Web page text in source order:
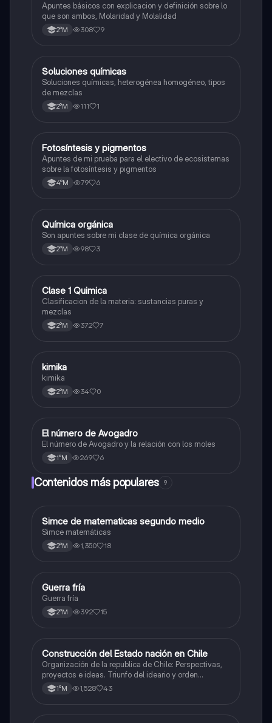
Apuntes básicos con explicacion y definición sobre lo
que son ambos, Molaridad y Molalidad
2°M 308 9
Química
Soluciones químicas
Soluciones químicas, heterogénea homogéneo, tipos
de mezclas
2°M 111 1
Biología
Fotosíntesis y pigmentos
Apuntes de mi prueba para el electivo de ecosistemas
sobre la fotosíntesis y pigmentos
4°M 79 6
Química
Química orgánica
Son apuntes sobre mi clase de química orgánica
2°M 98 3
Química
Clase 1 Quimica
Clasificacion de la materia: sustancias puras y
mezclas
2°M 372 7
Química
kimika
kimika
2°M 34 0
Química
El número de Avogadro
El número de Avogadro y la relación con los moles
1°M 269 6
Contenidos más populares 9
Matemáticas
Simce de matematicas segundo medio
Simce matemáticas
2°M 1,350 18
Historia
Guerra fría
Guerra fría
2°M 392 15
Historia
Construcción del Estado nación en Chile
Organización de la republica de Chile: Perspectivas,
proyectos e ideas. Triunfo del ideario y orden
conservador. Constitución de 1833. "Era Portaliana"
1°M 1,528 43